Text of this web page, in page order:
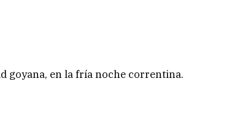
goyana, en la fría noche correntina.